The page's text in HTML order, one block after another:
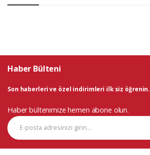
Haber Bülteni
Son haberleri ve özel indirimleri ilk siz öğrenin.
Haber bültenimize hemen abone olun.